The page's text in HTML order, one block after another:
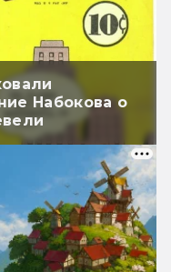
Набокова о